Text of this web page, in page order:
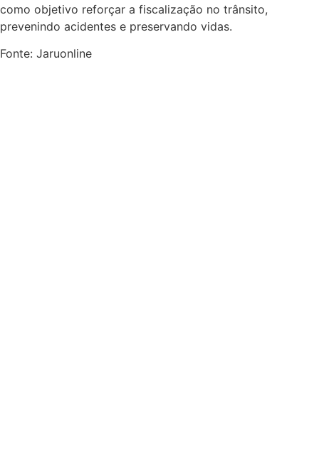
como objetivo reforçar a fiscalização no trânsito,
prevenindo acidentes e preservando vidas.
Fonte: Jaruonline